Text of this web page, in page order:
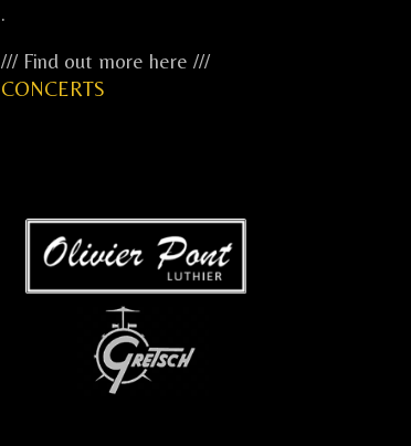
.
/// Find out more here ///
CONCERTS